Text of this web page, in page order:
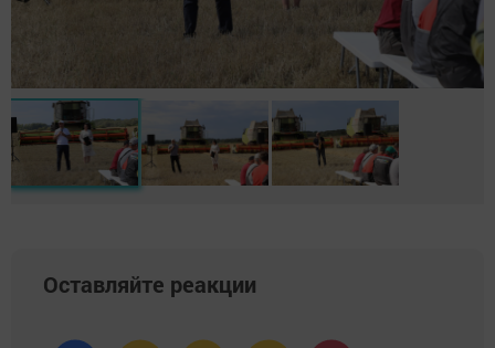
Оставляйте реакции